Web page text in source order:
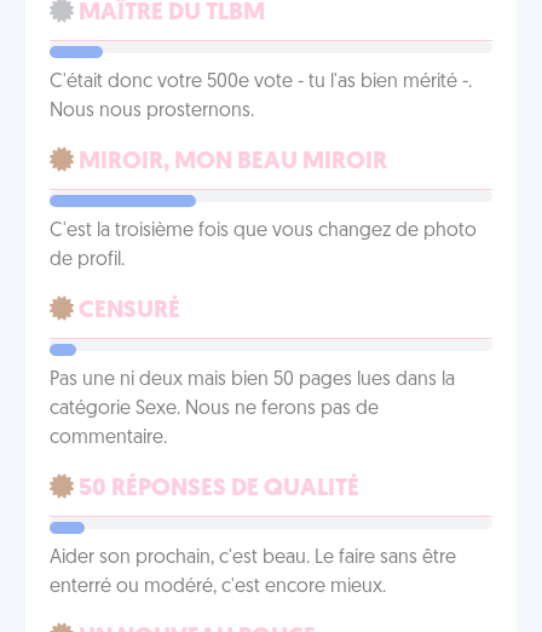
MAÎTRE DU TLBM
C'était donc votre 500e vote - tu l'as bien mérité -.
Nous nous prosternons.
MIROIR, MON BEAU MIROIR
C'est la troisième fois que vous changez de photo
de profil.
CENSURÉ
Pas une ni deux mais bien 50 pages lues dans la
catégorie Sexe. Nous ne ferons pas de
commentaire.
50 RÉPONSES DE QUALITÉ
Aider son prochain, c'est beau. Le faire sans être
enterré ou modéré, c'est encore mieux.